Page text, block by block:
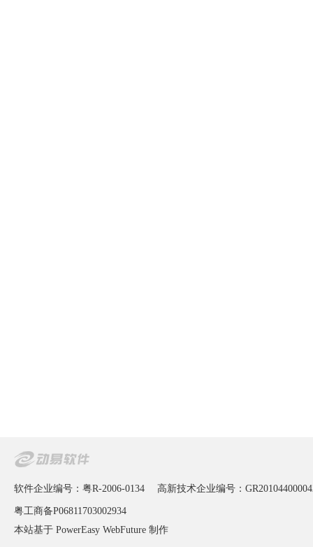
软件企业编号：粤R-2006-0134 高新技术企业编号：
粤工商备P06811703002934
本站基于 PowerEasy WebFuture 制作